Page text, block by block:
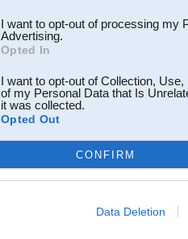
I want to opt-out of processing my
Advertising.
Opted In
I want to opt-out of Collection,
of my Personal Data that Is
it was collected.
Opted Out
CONFIRM
Data Deletion